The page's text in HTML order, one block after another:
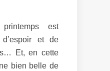
est
et de
Et, en cette
bien belle de